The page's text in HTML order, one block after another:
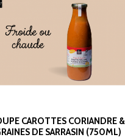
CAROTTES CORIANDRE &
DE SARRASIN (750ML)